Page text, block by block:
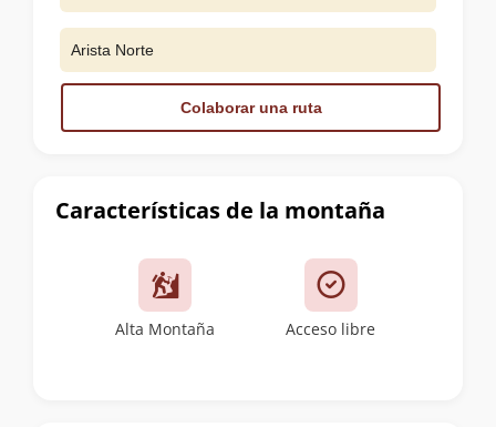
Características de la montaña
Alta Montaña Acceso libre
Arista Norte
Colaborar una ruta